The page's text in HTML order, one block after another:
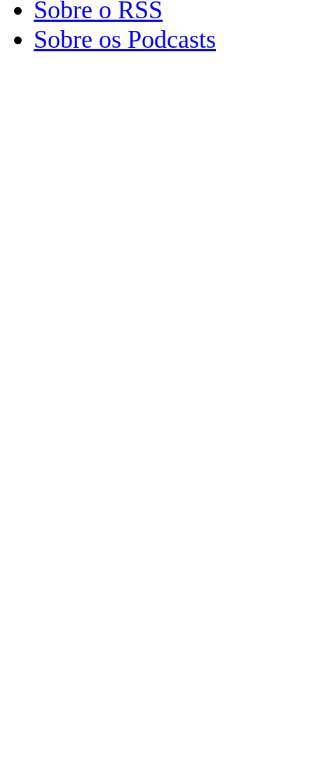
Sobre o RSS
Sobre os Podcasts